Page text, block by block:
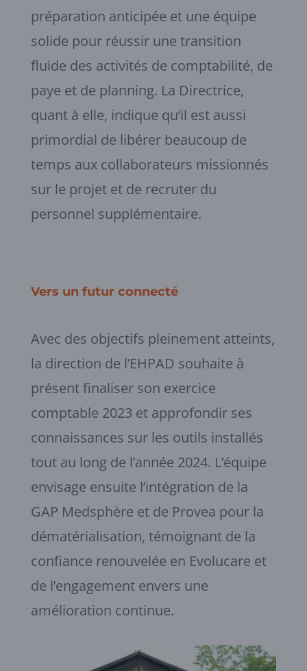
préparation anticipée et une équipe
solide pour réussir une transition
fluide des activités de comptabilité, de
paye et de planning. La Directrice,
quant à elle, indique qu’il est aussi
primordial de libérer beaucoup de
temps aux collaborateurs missionnés
sur le projet et de recruter du
personnel supplémentaire.
Vers un futur connecté
Avec des objectifs pleinement atteints,
la direction de l’EHPAD souhaite à
présent finaliser son exercice
comptable 2023 et approfondir ses
connaissances sur les outils installés
tout au long de l’année 2024. L’équipe
envisage ensuite l’intégration de la
GAP Medsphère et de Provea pour la
dématérialisation, témoignant de la
confiance renouvelée en Evolucare et
de l’engagement envers une
amélioration continue.